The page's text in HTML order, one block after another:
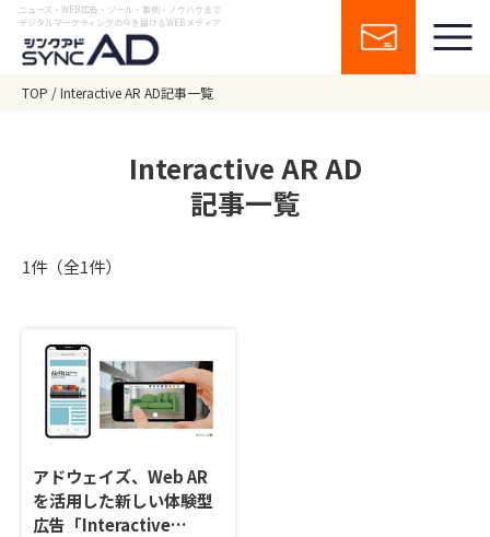
ニュース・WEB広告・ツール・事例・ノウハウまで
デジタルマーケティングの今を届けるWEBメディア
TOP Interactive AR AD記事一覧
Interactive AR AD
記事一覧
1件（全1件）
アドウェイズ、Web AR
を活用した新しい体験型
広告「Interactive…